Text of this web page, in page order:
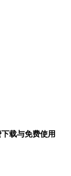
载与免费使用